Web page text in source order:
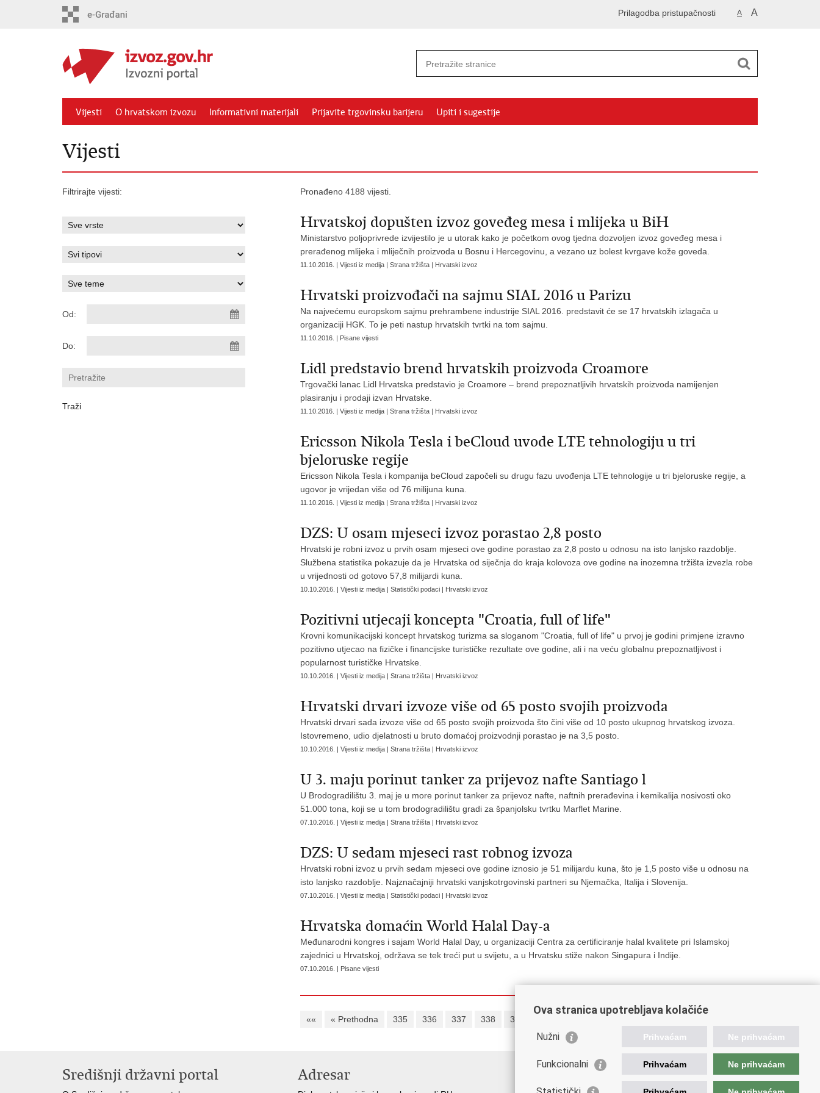
A A
Prilagodba pristupačnosti
Vijesti O hrvatskom izvozu Informativni materijali Prijavite trgovinsku barijeru Upiti i sugestije
Vijesti
Filtrirajte vijesti:
Od:
Do:
Pronađeno 4188 vijesti.
Hrvatskoj dopušten izvoz goveđeg mesa i mlijeka u BiH
Ministarstvo poljoprivrede izvijestilo je u utorak kako je početkom ovog tjedna dozvoljen izvoz goveđeg mesa i
prerađenog mlijeka i mliječnih proizvoda u Bosnu i Hercegovinu, a vezano uz bolest kvrgave kože goveda.
11.10.2016. | Vijesti iz medija | Strana tržišta | Hrvatski izvoz
Hrvatski proizvođači na sajmu SIAL 2016 u Parizu
Na najvećemu europskom sajmu prehrambene industrije SIAL 2016. predstavit će se 17 hrvatskih izlagača u
organizaciji HGK. To je peti nastup hrvatskih tvrtki na tom sajmu.
11.10.2016. | Pisane vijesti
Lidl predstavio brend hrvatskih proizvoda Croamore
Trgovački lanac Lidl Hrvatska predstavio je Croamore – brend prepoznatljivih hrvatskih proizvoda namijenjen
plasiranju i prodaji izvan Hrvatske.
11.10.2016. | Vijesti iz medija | Strana tržišta | Hrvatski izvoz
Ericsson Nikola Tesla i beCloud uvode LTE tehnologiju u tri
bjeloruske regije
Ericsson Nikola Tesla i kompanija beCloud započeli su drugu fazu uvođenja LTE tehnologije u tri bjeloruske regije, a
ugovor je vrijedan više od 76 milijuna kuna.
11.10.2016. | Vijesti iz medija | Strana tržišta | Hrvatski izvoz
DZS: U osam mjeseci izvoz porastao 2,8 posto
Hrvatski je robni izvoz u prvih osam mjeseci ove godine porastao za 2,8 posto u odnosu na isto lanjsko razdoblje.
Službena statistika pokazuje da je Hrvatska od siječnja do kraja kolovoza ove godine na inozemna tržišta izvezla robe
u vrijednosti od gotovo 57,8 milijardi kuna.
10.10.2016. | Vijesti iz medija | Statistički podaci | Hrvatski izvoz
Pozitivni utjecaji koncepta "Croatia, full of life"
Krovni komunikacijski koncept hrvatskog turizma sa sloganom "Croatia, full of life" u prvoj je godini primjene izravno
pozitivno utjecao na fizičke i financijske turističke rezultate ove godine, ali i na veću globalnu prepoznatljivost i
popularnost turističke Hrvatske.
10.10.2016. | Vijesti iz medija | Strana tržišta | Hrvatski izvoz
Hrvatski drvari izvoze više od 65 posto svojih proizvoda
Hrvatski drvari sada izvoze više od 65 posto svojih proizvoda što čini više od 10 posto ukupnog hrvatskog izvoza.
Istovremeno, udio djelatnosti u bruto domaćoj proizvodnji porastao je na 3,5 posto.
10.10.2016. | Vijesti iz medija | Strana tržišta | Hrvatski izvoz
U 3. maju porinut tanker za prijevoz nafte Santiago l
U Brodogradilištu 3. maj je u more porinut tanker za prijevoz nafte, naftnih prerađevina i kemikalija nosivosti oko
51.000 tona, koji se u tom brodogradilištu gradi za španjolsku tvrtku Marflet Marine.
07.10.2016. | Vijesti iz medija | Strana tržišta | Hrvatski izvoz
DZS: U sedam mjeseci rast robnog izvoza
Hrvatski robni izvoz u prvih sedam mjeseci ove godine iznosio je 51 milijardu kuna, što je 1,5 posto više u odnosu na
isto lanjsko razdoblje. Najznačajniji hrvatski vanjskotrgovinski partneri su Njemačka, Italija i Slovenija.
07.10.2016. | Vijesti iz medija | Statistički podaci | Hrvatski izvoz
Hrvatska domaćin World Halal Day-a
Međunarodni kongres i sajam World Halal Day, u organizaciji Centra za certificiranje halal kvalitete pri Islamskoj
zajednici u Hrvatskoj, održava se tek treći put u svijetu, a u Hrvatsku stiže nakon Singapura i Indije.
07.10.2016. | Pisane vijesti
«« « Prethodna 335 336 337 338 339 342
Središnji državni portal Adresar Korisne poveznice
Ova stranica upotrebljava kolačiće
Nužni Prihvaćam Ne prihvaćam
Funkcionalni Prihvaćam Ne prihvaćam